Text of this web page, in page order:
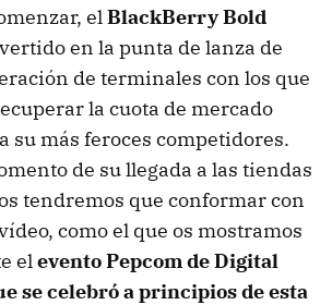
elBlackBerry Bold
en la punta de lanza de
de terminales con los que
la cuota de mercado
su más feroces competidores.
de su llegada a las tiendas
tendremos que conformar con
como el que os mostramos
elevento Pepcom de Digital
se celebró a principios de esta